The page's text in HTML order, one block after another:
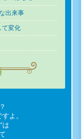
出来事
て変化
よ。
は